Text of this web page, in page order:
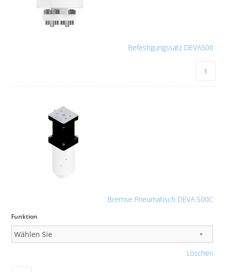
Befestigungssatz DEVA500
Bremse Pneumatisch DEVA 500C
Funktion
Löschen